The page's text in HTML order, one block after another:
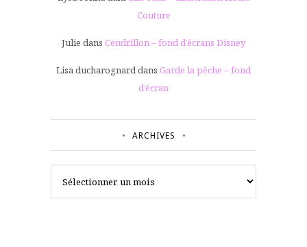
Couture
Julie dans Cendrillon – fond d’écrans Disney
Lisa ducharognarddans Garde la pêche – fond
d’écran
ARCHIVES